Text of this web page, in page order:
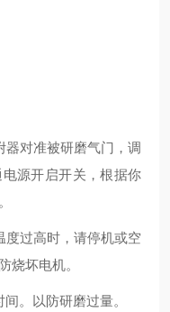
器对准被研磨气门，调
源开启开关，根据你
度过高时，请停机或空
烧坏电机。
。以防研磨过量。